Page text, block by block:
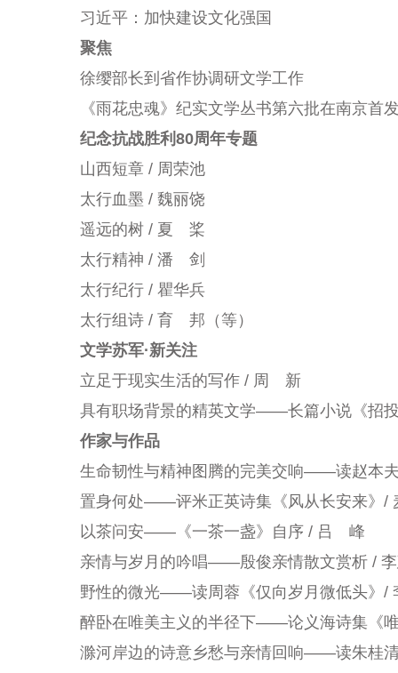
习近平：加快建设文化强国
聚焦
徐缨部长到省作协调研文学工作
《雨花忠魂》纪实文学丛书第六批在南京首
纪念抗战胜利80周年专题
山西短章 / 周荣池
太行血墨 / 魏丽饶
遥远的树 / 夏 桨
太行精神 / 潘 剑
太行纪行 / 瞿华兵
太行组诗 / 育 邦（等）
文学苏军·新关注
立足于现实生活的写作 / 周 新
具有职场背景的精英文学——长篇小说《招
作家与作品
生命韧性与精神图腾的完美交响——读赵本
置身何处——评米正英诗集《风从长安来》
以茶问安——《一茶一盏》自序 / 吕 峰
亲情与岁月的吟唱——殷俊亲情散文赏析 /
野性的微光——读周蓉《仅向岁月微低头》/
醉卧在唯美主义的半径下——论义海诗集《
滁河岸边的诗意乡愁与亲情回响——读朱桂